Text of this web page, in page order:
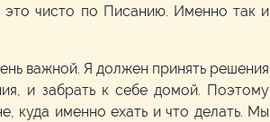
это чисто по Писанию. Именно так и
важной. Я должен принять решения
и забрать к себе домой. Поэтому
куда именно ехать и что делать. Мы